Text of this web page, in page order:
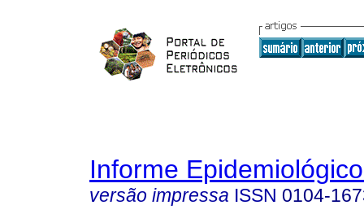
Informe
versão impressa ISSN 0104-